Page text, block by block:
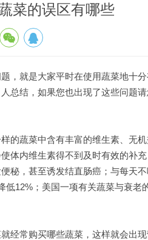
菜的误区有哪些
，就是大家平时在使用蔬菜地十
总结，如果您也出现了这些问题
的蔬菜中含有丰富的维生素、无
体内维生素得不到及时有效的补
秘，甚至诱发结直肠癌；与每天
12%；美国一项有关蔬菜与衰老
经常购买哪些蔬菜，这样就会出